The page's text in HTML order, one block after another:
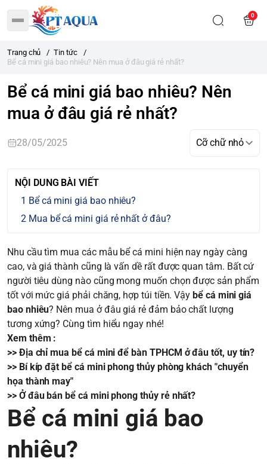
0
Trang chủ / Tin tức
/
Bể cá mini giá bao nhiêu? Nên mua ở đâu giá rẻ nhất?
Bể cá mini giá bao nhiêu? Nên
mua ở đâu giá rẻ nhất?
28/05/2025
NỘI DUNG BÀI VIẾT
Bể cá mini giá bao nhiêu?
Mua bể cá mini giá rẻ nhất ở đâu?
Nhu cầu tìm mua các mẫu bể cá mini hiện nay ngày càng
cao, và giá thành cũng là vấn dề rất được quan tâm. Bất cứ
người tiêu dùng nào cũng mong muốn chọn được sản phẩm
tốt với mức giá phải chăng, hợp túi tiền. Vậybể cá mini giá
bao nhiêu? Nên mua ở đâu giá rẻ đảm bảo chất lượng
tương xứng? Cùng tìm hiểu ngay nhé!
Xem thêm :
>> Địa chỉ mua bể cá mini để bàn TPHCM ở đâu tốt, uy tín?
>> Bí kíp đặt bể cá mini phong thủy phòng khách "chuyển
họa thành may"
>> Ở đâu bán bể cá mini phong thủy rẻ nhất?
Bể cá mini giá bao
nhiêu?